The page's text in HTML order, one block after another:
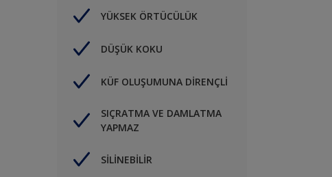
YÜKSEK ÖRTÜCÜLÜK
DÜŞÜK KOKU
KÜF OLUŞUMUNA DİRENÇLİ
SIÇRATMA VE DAMLATMA
YAPMAZ
SİLİNEBİLİR